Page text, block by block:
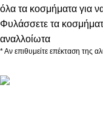
όλα τα κοσμήματα για
Φυλάσσετε τα
αναλλοίωτα
* Αν επιθυμείτε επέκταση της